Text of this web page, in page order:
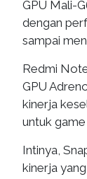
GPU Mali-
dengan
sampai
Redmi
GPU
kinerja
untuk
Intinya,
kinerja